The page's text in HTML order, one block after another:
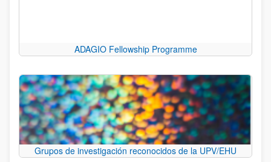
ADAGIO Fellowship Programme
Grupos de investigación reconocidos de la UPV/EHU